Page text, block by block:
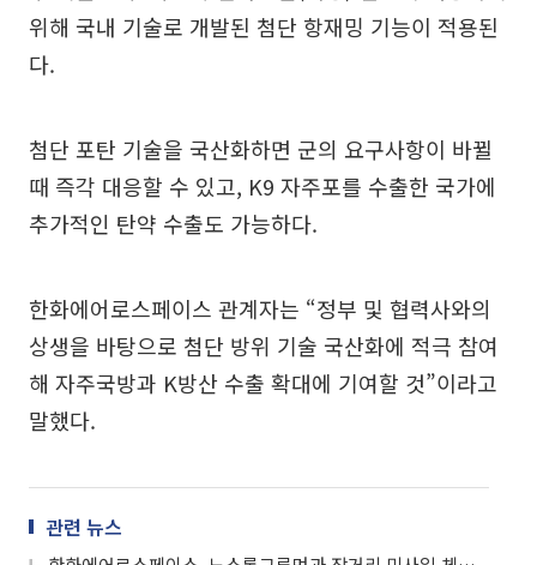
위해 국내 기술로 개발된 첨단 항재밍 기능이 적용된
다.
첨단 포탄 기술을 국산화하면 군의 요구사항이 바뀔
때 즉각 대응할 수 있고, K9 자주포를 수출한 국가에
추가적인 탄약 수출도 가능하다.
한화에어로스페이스 관계자는 “정부 및 협력사와의
상생을 바탕으로 첨단 방위 기술 국산화에 적극 참여
해 자주국방과 K방산 수출 확대에 기여할 것”이라고
말했다.
관련 뉴스